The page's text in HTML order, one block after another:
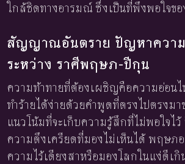
ใกล้ชิดทางอารมณ์ ซึ่งเป็นที่พึงพอใจข
สัญญาณอันตราย ปัญหาควา
ระหว่าง ราศีพฤษภ-ปีกุน
ความท้าทายที่ต้องเผชิญคือความอ่อน
ทำร้ายได้ง่ายด้วยคำพูดที่ตรงไปตรงม
แนวโน้มที่จะเก็บความรู้สึกที่ไม่พอใจไว้
ความตึงเครียดที่มองไม่เห็นได้ พฤษภ
ความไร้เดียงสาหรือมองโลกในแง่ดีเกิ